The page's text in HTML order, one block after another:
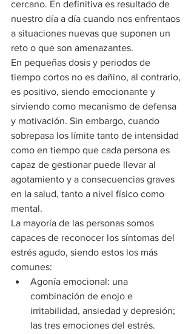
cercano. En definitiva es resultado de
nuestro día a día cuando nos enfrentaos
a situaciones nuevas que suponen un
reto o que son amenazantes.
En pequeñas dosis y periodos de
tiempo cortos no es dañino, al contrario,
es positivo, siendo emocionante y
sirviendo como mecanismo de defensa
y motivación. Sin embargo, cuando
sobrepasa los límite tanto de intensidad
como en tiempo que cada persona es
capaz de gestionar puede llevar al
agotamiento y a consecuencias graves
en la salud, tanto a nivel físico como
mental.
La mayoría de las personas somos
capaces de reconocer los síntomas del
estrés agudo, siendo estos los más
comunes:
Agonía emocional: una
combinación de enojo e
irritabilidad, ansiedad y depresión;
las tres emociones del estrés.